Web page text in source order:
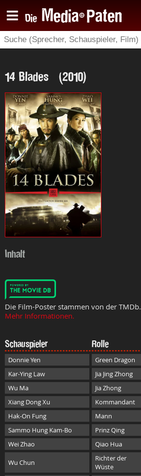
14 Blades (2010)
Inhalt
Die Film-Poster stammen von der TMDb.
Mehr Informationen.
Schauspieler Rolle
Donnie Yen Green Dragon
Kar-Ying Law
Jia Jing Zhong
Wu Ma
Jia Zhong
Xiang Dong Xu
Kommandant
Hak-On Fung
Mann
Sammo Hung Kam-Bo
Prinz Qing
Wei Zhao
Qiao Hua
Wu Chun
Richter der
Wüste